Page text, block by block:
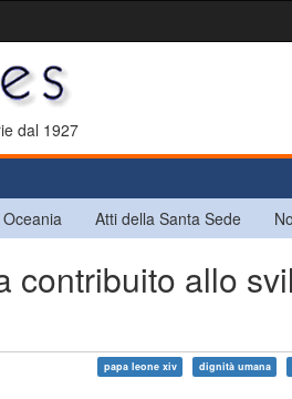
dal 1927
Oceania Atti della Santa Sede
contribuito allo
papa leone xiv dignità umana